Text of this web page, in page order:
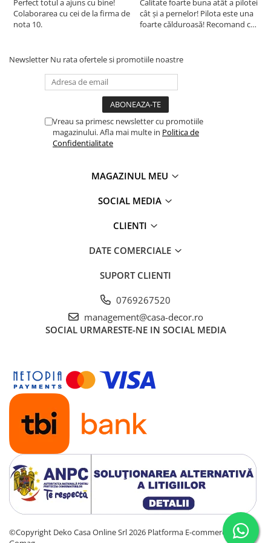
certificate pentru absenta substantelor periculoase
conform standardului OEKO-TEX 100
Perfect totul a ajuns cu bine!
Colaborarea cu cei de la firma de
nota 10.
Calitate foarte buna atât a pilotei
cât și a pernelor! Pilota este una
foarte călduroasă! Recomand cu
Newsletter Nu rata ofertele si promotiile noastre
Vreau sa primesc newsletter cu promotiile
magazinului. Afla mai multe in Politica de
Confidentialitate
MAGAZINUL MEU
SOCIAL MEDIA
CLIENTI
DATE COMERCIALE
SUPORT CLIENTI
0769267520
management@casa-decor.ro
SOCIAL URMARESTE-NE IN SOCIAL MEDIA
©Copyright Deko Casa Online Srl 2026 Platforma E-commerce by